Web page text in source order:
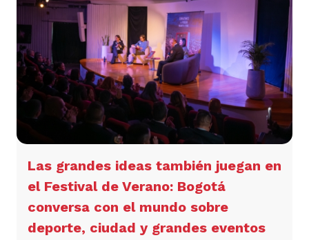
Las grandes ideas también juegan en
el Festival de Verano: Bogotá
conversa con el mundo sobre
deporte, ciudad y grandes eventos